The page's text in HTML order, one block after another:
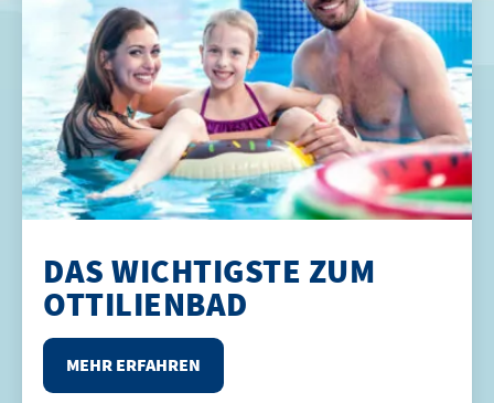
DAS WICHTIGSTE ZUM
OTTILIENBAD
MEHR ERFAHREN